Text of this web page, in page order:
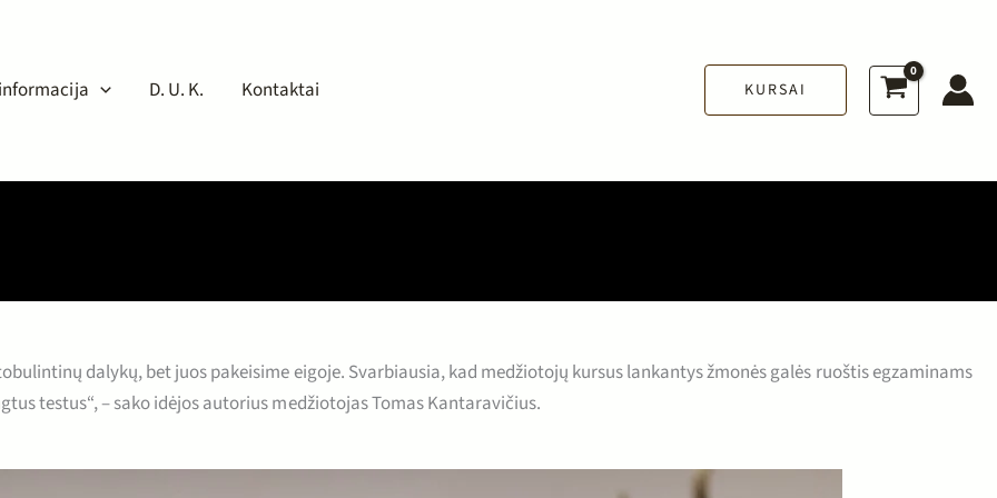
D. U. K. Kontaktai KURSAI
dalykų, bet juos pakeisime eigoje. Svarbiausia, kad medžiotojų kursus lankantys žmonės galės ruoštis egzaminams
testus“, – sako idėjos autorius medžiotojas Tomas Kantaravičius.